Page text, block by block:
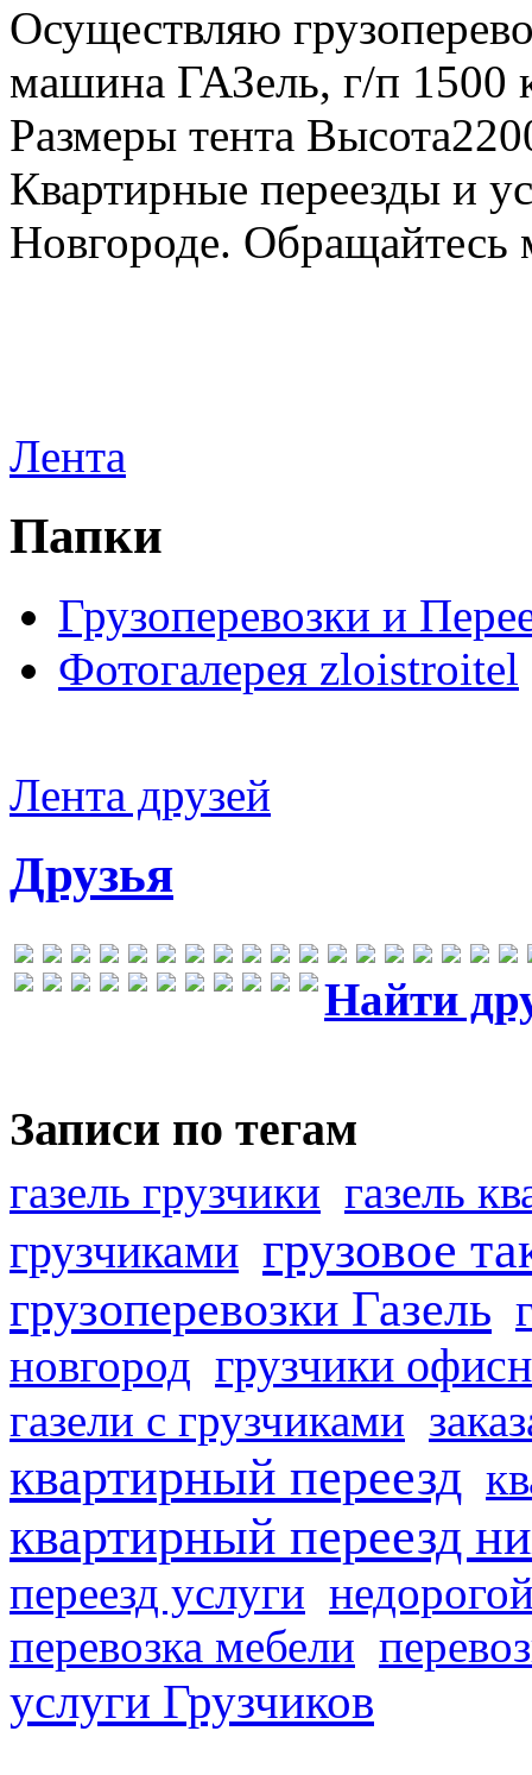
Осуществляю
машина ГАЗель, г/п 1500
Размеры тента
Квартирные переезды и
Новгороде.
Лента
Папки
Грузоперевозки и
Фотогалерея zloistroitel
Лента друзей
Друзья
Найти
Записи по тегам
газель грузчики газель
грузчиками грузовое
грузоперевозки Газель
новгород грузчики
газели с грузчиками
квартирный переезд
квартирный переезд
переезд услуги
перевозка мебели
услуги Грузчиков